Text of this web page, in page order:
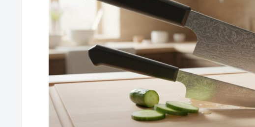
関兼次「瑞雲」を長く愛用するコツ
瑞雲の正しい研ぎ方とメンテナンス
刃こぼれや欠けを防ぐ使用上の注意
正規販売店での価格と購入方法
贈り物に最適な桐箱入りの仕様
一生モノとして使える耐久性の秘密
関兼次「瑞雲」で料理を極めよう